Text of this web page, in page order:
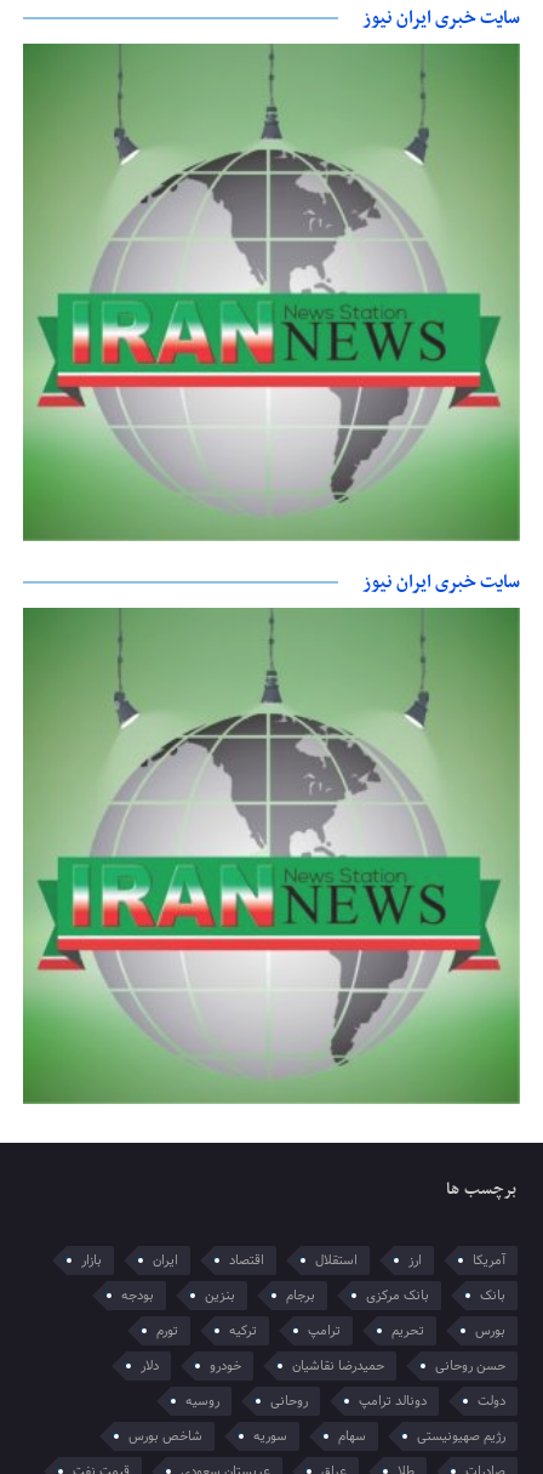
سایت خبری ایران نیوز
سایت خبری ایران نیوز
برچسب ها
آمریکا ارز استقلال اقتصاد ایران
بازار
بانک
بانک مرکزی برجام بنزین
بودجه
بورس
تحریم ترامپ ترکیه
تورم
حسن روحانی
حمیدرضا نقاشیان خودرو
دلار
دولت
دونالد ترامپ روحانی
روسیه
رژیم صهیونیستی
سهام سوریه
شاخص بورس